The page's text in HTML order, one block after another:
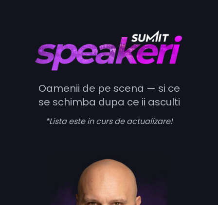
Oamenii de pe scena — si ce
se schimba dupa ce ii asculti
*Lista este in curs de actualizare!